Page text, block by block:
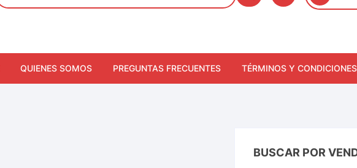
QUIENES SOMOS PREGUNTAS FRECUENTES TÉRMINOS Y CONDICIONES
BUSCAR POR